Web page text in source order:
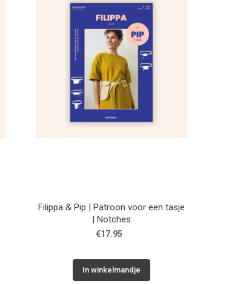
Filippa & Pip | Patroon voor een tasje
| Notches
€17.95
In winkelmandje